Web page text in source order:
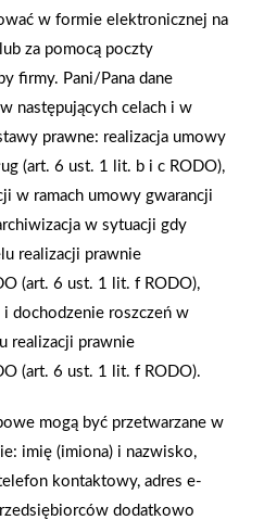
Zacisze S.A. dołącza do
Grupy PSB. Sieć kończy
rok strategicznym
otwarciem po
w formie elektronicznej na
za pomocą poczty
firmy. Pani/Pana dane
następujących celach i w
prawne: realizacja umowy
(art. 6 ust. 1 lit. b i c RODO),
w ramach umowy gwarancji
w sytuacji gdy
realizacji prawnie
(art. 6 ust. 1 lit. f RODO),
dochodzenie roszczeń w
realizacji prawnie
(art. 6 ust. 1 lit. f RODO).
mogą być przetwarzane w
imię (imiona) i nazwisko,
kontaktowy, adres e-
dodatkowo